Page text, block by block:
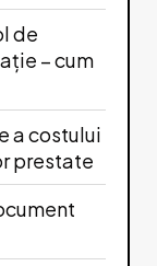
de
– cum
a costului
prestate